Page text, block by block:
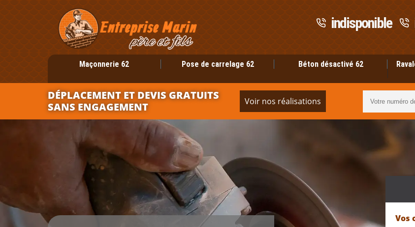
indisponible
Maçonnerie 62 Pose de carrelage 62 Béton désactivé 62
DÉPLACEMENT ET DEVIS GRATUITS
SANS ENGAGEMENT
Voir nos réalisations
Vos